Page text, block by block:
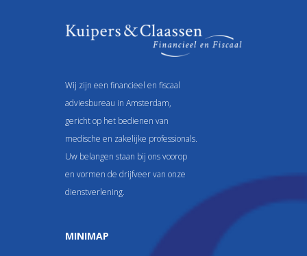
Wij zijn een financieel en fiscaal
adviesbureau in Amsterdam,
gericht op het bedienen van
medische en zakelijke professionals.
Uw belangen staan bij ons voorop
en vormen de drijfveer van onze
dienstverlening.
MINIMAP